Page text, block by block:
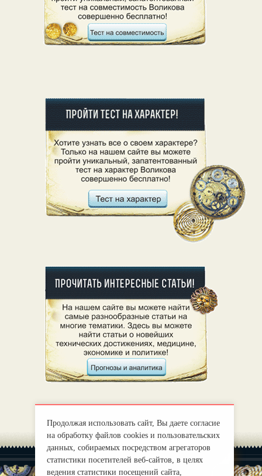
Продолжая использовать сайт, Вы даете согласие
на обработку файлов cookies и пользовательских
данных, собираемых посредством агрегаторов
статистики посетителей веб-сайтов, в целях
ведения статистики посещений сайта,